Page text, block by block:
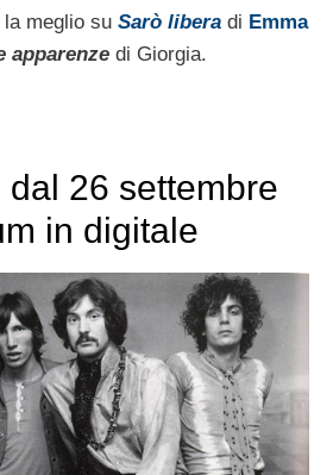
meglio su Sarò libera di Emma
apparenze di Giorgia.
dal 26 settembre
in digitale